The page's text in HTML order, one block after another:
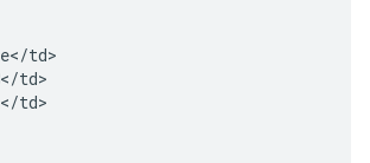
td>
td>
td>